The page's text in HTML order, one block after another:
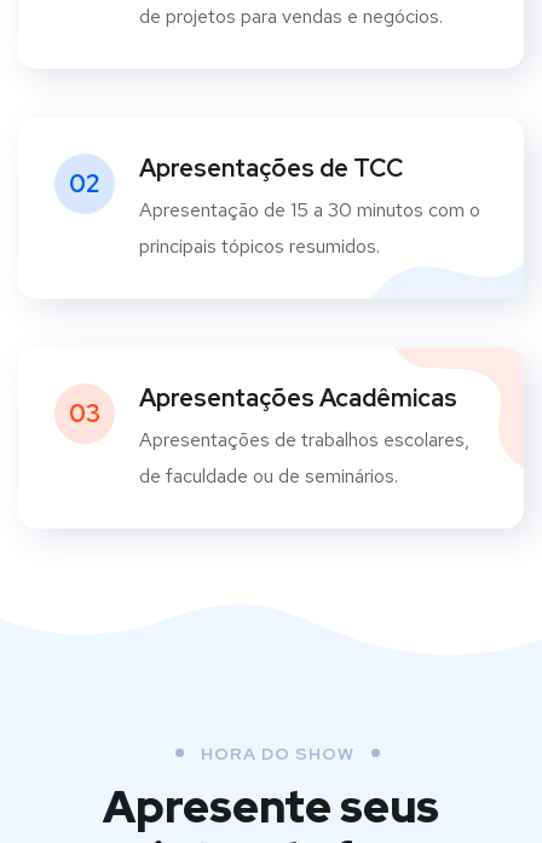
de projetos para vendas e negócios.
02 Apresentações de TCC
Apresentação de 15 a 30 minutos com o
principais tópicos resumidos.
03 Apresentações Acadêmicas
Apresentações de trabalhos escolares,
de faculdade ou de seminários.
HORA DO SHOW
Apresente seus